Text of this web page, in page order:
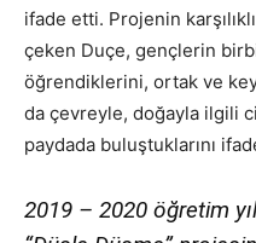
ifade etti. Projenin
çeken Duçe, gençlerin
öğrendiklerini, ortak ve
da çevreyle, doğayla ilgili
paydada buluştuklarını
2019 – 2020 öğretim